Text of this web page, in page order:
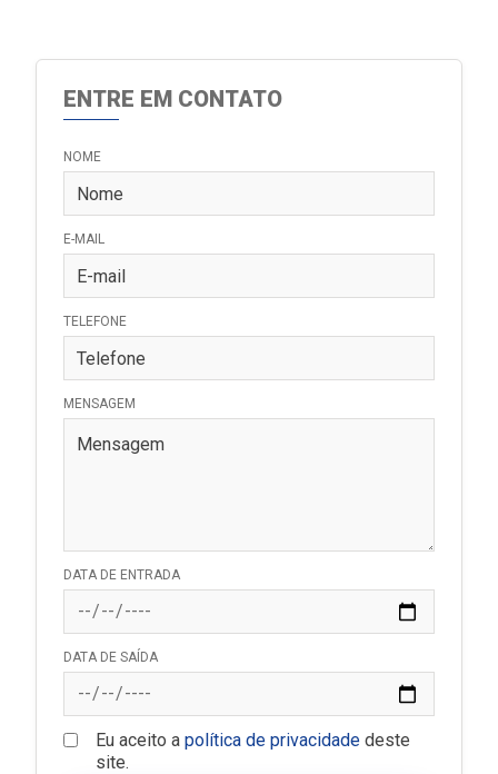
ENTRE EM CONTATO
NOME
E-MAIL
TELEFONE
MENSAGEM
DATA DE ENTRADA
DATA DE SAÍDA
Eu aceito a política de privacidade deste
site.